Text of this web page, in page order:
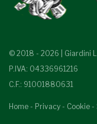
© 2018 - 2026 | Giardini
P.IVA: 04336961216
C.F.: 91001880631
Home - Privacy - Cookie -